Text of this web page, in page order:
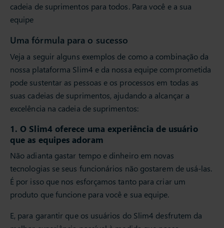
cadeia de suprimentos para todos. Para você e a sua
equipe
Uma fórmula para o sucesso
Veja a seguir alguns exemplos de como a combinação da
nossa plataforma Slim4 e da nossa equipe comprometida
pode sustentar as pessoas e os processos em todas as
suas cadeias de suprimentos, ajudando a alcançar a
excelência na cadeia de suprimentos:
1. O Slim4 oferece uma experiência de usuário
que as equipes adoram
Não adianta gastar tempo e dinheiro em novas
tecnologias se seus funcionários não gostarem de usá-las.
É por isso que nos esforçamos tanto para criar um
produto que funcione para você e sua equipe.
E, para garantir que os usuários do Slim4 desfrutem da